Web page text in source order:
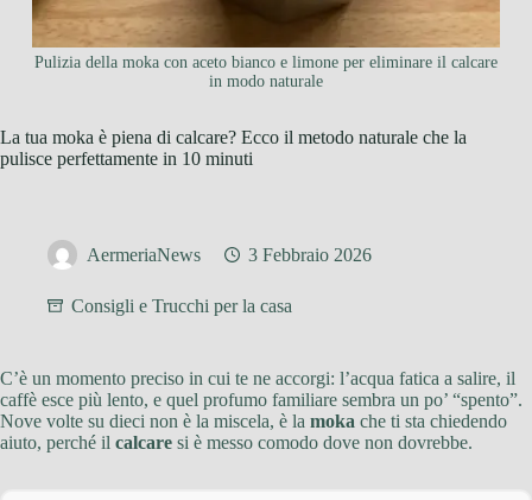
Pulizia della moka con aceto bianco e limone per eliminare il calcare
in modo naturale
La tua moka è piena di calcare? Ecco il metodo naturale che la
pulisce perfettamente in 10 minuti
AermeriaNews 3 Febbraio 2026
Consigli e Trucchi per la casa
C’è un momento preciso in cui te ne accorgi: l’acqua fatica a salire, il
caffè esce più lento, e quel profumo familiare sembra un po’ “spento”.
Nove volte su dieci non è la miscela, è la moka che ti sta chiedendo
aiuto, perché il calcare si è messo comodo dove non dovrebbe.